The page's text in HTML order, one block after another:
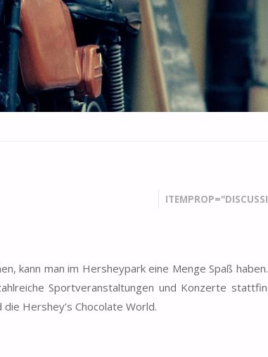
kann man im Hersheypark eine Menge Spaß
Sportveranstaltungen und Konzerte
Hershey’s Chocolate World.